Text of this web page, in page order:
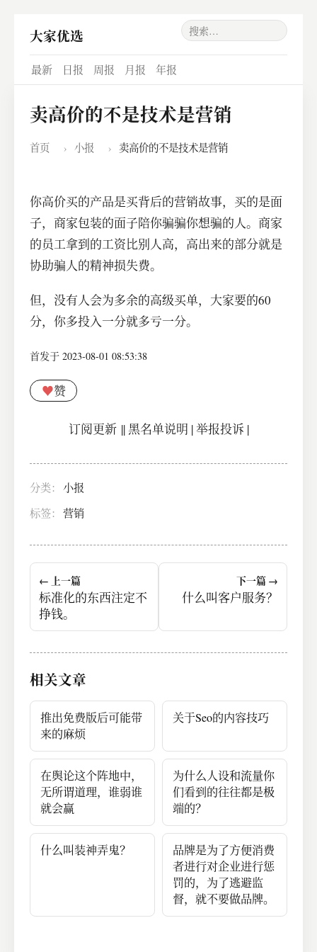
大家优选
最新 日报 周报 月报 年报
卖高价的不是技术是营销
首页 › 小报 › 卖高价的不是技术是营销
你高价买的产品是买背后的营销故事，买的是面
子，商家包装的面子陪你骗骗你想骗的人。商家
的员工拿到的工资比别人高，高出来的部分就是
协助骗人的精神损失费。
但，没有人会为多余的高级买单，大家要的60
分，你多投入一分就多亏一分。
首发于 2023-08-01 08:53:38
♥赞
订阅更新||黑名单说明 |举报投诉 |
分类： 小报
标签： 营销
← 上一篇
标准化的东西注定不
挣钱。
下一篇 →
什么叫客户服务？
相关文章
推出免费版后可能带
来的麻烦
关于Seo的内容技巧
在舆论这个阵地中，
无所谓道理，谁弱谁
就会赢
为什么人设和流量你
们看到的往往都是极
端的？
什么叫装神弄鬼？
品牌是为了方便消费
者进行对企业进行惩
罚的，为了逃避监
督，就不要做品牌。